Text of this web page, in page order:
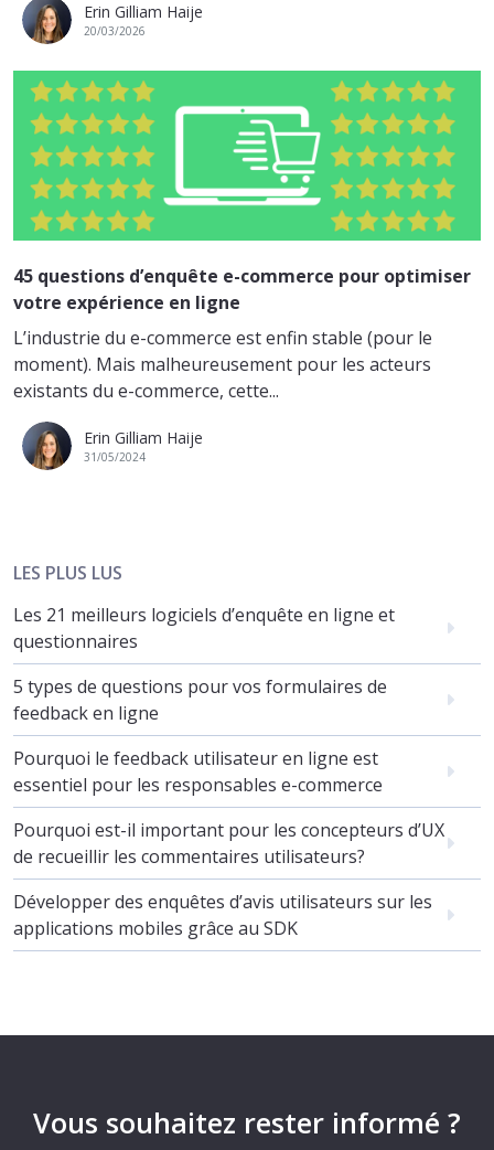
Erin Gilliam Haije
20/03/2026
45 questions d’enquête e-commerce pour optimiser
votre expérience en ligne
L’industrie du e-commerce est enfin stable (pour le
moment). Mais malheureusement pour les acteurs
existants du e-commerce, cette...
Erin Gilliam Haije
31/05/2024
LES PLUS LUS
Les 21 meilleurs logiciels d’enquête en ligne et
questionnaires
5 types de questions pour vos formulaires de
feedback en ligne
Pourquoi le feedback utilisateur en ligne est
essentiel pour les responsables e-commerce
Pourquoi est-il important pour les concepteurs d’UX
de recueillir les commentaires utilisateurs?
Développer des enquêtes d’avis utilisateurs sur les
applications mobiles grâce au SDK
Vous souhaitez rester informé ?